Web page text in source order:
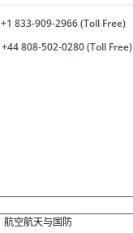
+1 833-909-2966 (Toll Free)
+44 808-502-0280 (Toll Free)
航空航天与国防